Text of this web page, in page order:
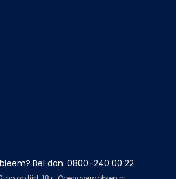
Bel dan: 0800-240 00 22